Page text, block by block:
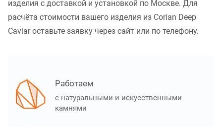
изделия с доставкой и установкой по Москве. Для
расчёта стоимости вашего изделия из Corian Deep
Caviar оставьте заявку через сайт или по телефону.
Работаем
с натуральными и искусственными
камнями